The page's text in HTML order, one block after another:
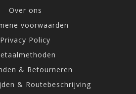
Over ons
voorwaarden
Privacy Policy
& Retourneren
& Routebeschrijving